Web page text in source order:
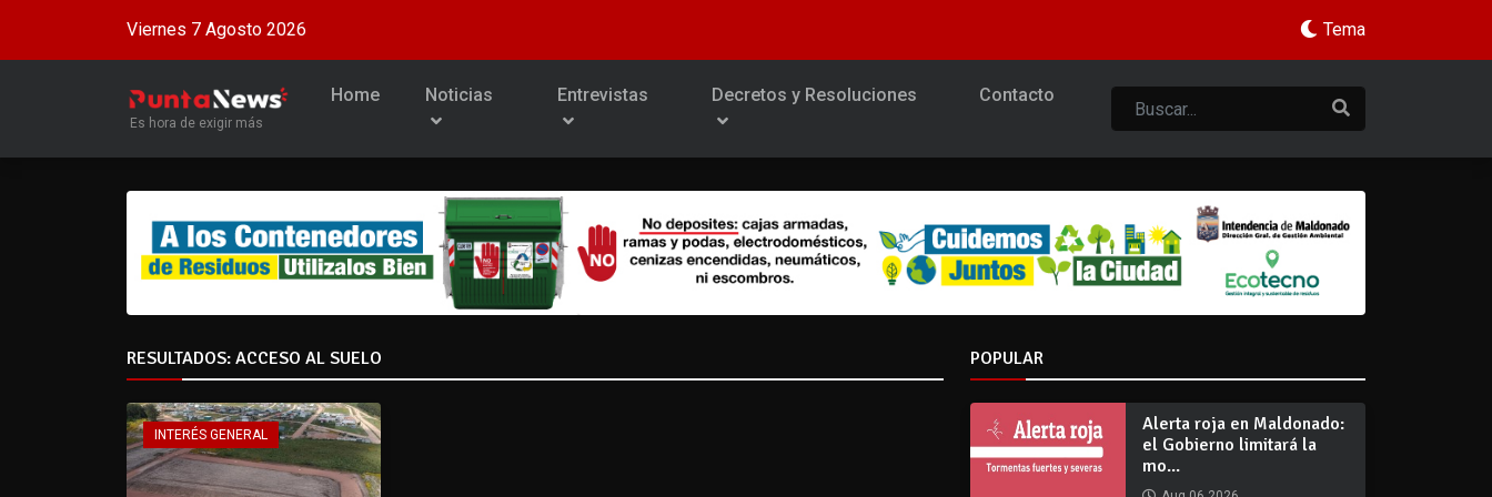
Viernes 7 Agosto 2026 Tema
Es hora de exigir más
Home Noticias Entrevistas Decretos y Resoluciones Contacto
RESULTADOS: ACCESO AL SUELO
INTERÉS GENERAL
POPULAR
Alerta roja en Maldonado:
el Gobierno limitará la
mo...